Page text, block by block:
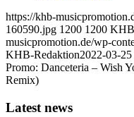
https://khb-
160590.jpg 1200 1200
musicpromotion.de/wp-
KHB-Redaktion2022-03-
Promo: Danceteria – Wish
Remix)
Latest news